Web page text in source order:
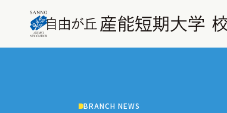
BRANCH NEWS